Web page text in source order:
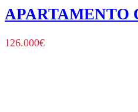
APARTAMENTO
126.000€